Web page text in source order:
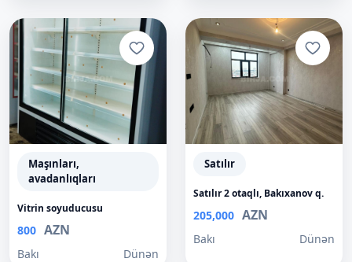
Maşınları,
avadanlıqları
Vitrin soyuducusu
800 AZN
Bakı Dünən
Satılır
Satılır 2 otaqlı, Bakıxanov q.
205,000 AZN
Bakı Dünən